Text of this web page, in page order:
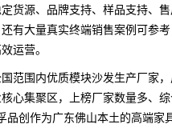
货源、品牌支持、样品支持、
有大量真实终端销售案例可参
运营。
范围内优质模块沙发生产厂家
心集聚区，上榜厂家数量多、综
品创作为广东佛山本土的高端家